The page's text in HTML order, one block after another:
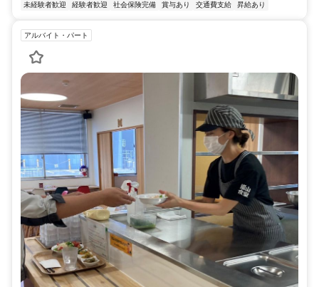
未経験者歓迎
経験者歓迎 社会保険完備 賞与あり 交通費支給 昇給あり
アルバイト・パート